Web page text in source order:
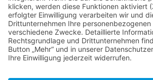
Anzahl der kürzlich erfolgten
Bearbeitungen (in den letzten 90
Tagen)
Anzahl unterschiedlicher Autoren der
kürzlich erfolgten Bearbeitungen